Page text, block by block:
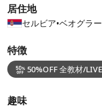
居住地
セルビア•ベオグラ
特徴
50%OFF 全教材/
趣味